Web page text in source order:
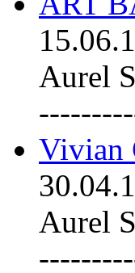
Aurel
Vivian
Aurel